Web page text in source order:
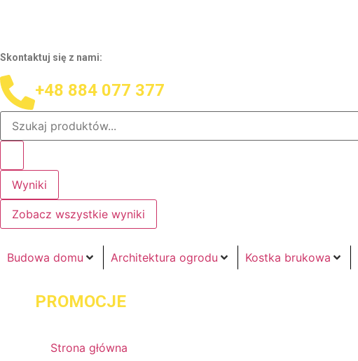
Skontaktuj się z nami:
+48 884 077 377
Wyniki
Zobacz wszystkie wyniki
Budowa domu Architektura ogrodu Kostka brukowa
PROMOCJE
Strona główna